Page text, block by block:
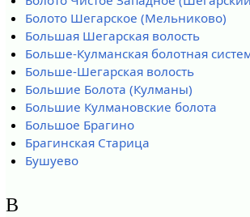
Болото Шегарское (Мельниково)
Большая Шегарская волость
Больше-Кулманская болотная
Больше-Шегарская волость
Большие Болота (Кулманы)
Большие Кулмановские болота
Большое Брагино
Брагинская Старица
Бушуево
В